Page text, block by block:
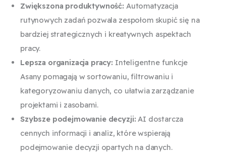
Zwiększona produktywność: Automatyzacja
rutynowych zadań pozwala zespołom skupić się na
bardziej strategicznych i kreatywnych aspektach
pracy.
Lepsza organizacja pracy: Inteligentne funkcje
Asany pomagają w sortowaniu, filtrowaniu i
kategoryzowaniu danych, co ułatwia zarządzanie
projektami i zasobami.
Szybsze podejmowanie decyzji: AI dostarcza
cennych informacji i analiz, które wspierają
podejmowanie decyzji opartych na danych.